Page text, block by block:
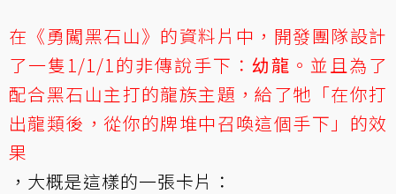
在《勇闖黑石山》的資料片中，開發團隊設計
了一隻1/1/1的非傳說手下： 幼龍 。並且為了
配合黑石山主打的龍族主題，給了牠「在你打
出龍類後，從你的牌堆中召喚這個手下」的效
果
，大概是這樣的一張卡片：